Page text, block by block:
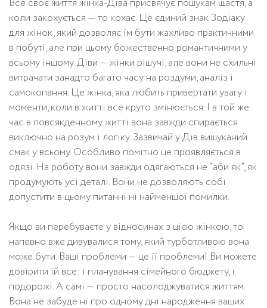
Все своє життя жінка-Діва присвячує пошукам щастя, а
коли закохується — то кохає. Це єдиний знак Зодіаку
для жінок, який дозволяє їм бути жахливо практичними
в побуті, але при цьому божественно романтичними у
всьому іншому. Діви — жінки рішучі, але вони не схильні
витрачати занадто багато часу на роздуми, аналіз і
самокопання. Це жінка, яка любить привертати увагу і
моменти, коли в житті все круто змінюється. І в той же
час в повсякденному житті вона завжди спирається
виключно на розум і логіку. Зазвичай у Дів вишуканий
смак у всьому. Особливо помітно це проявляється в
одязі. На роботу вони завжди одягаються не “аби як”, як
продумують усі деталі. Вони не дозволяють собі
допустити в цьому питанні ні найменшої помилки.
Якщо ви перебуваєте у відносинах з цією жінкою, то
напевно вже дивувалися тому, який турботливою вона
може бути. Ваші проблеми — це її проблеми! Ви можете
довірити їй все: і планування сімейного бюджету, і
подорожі. А самі — просто насолоджуватися життям.
Вона не забуде ні про одному дні народження ваших